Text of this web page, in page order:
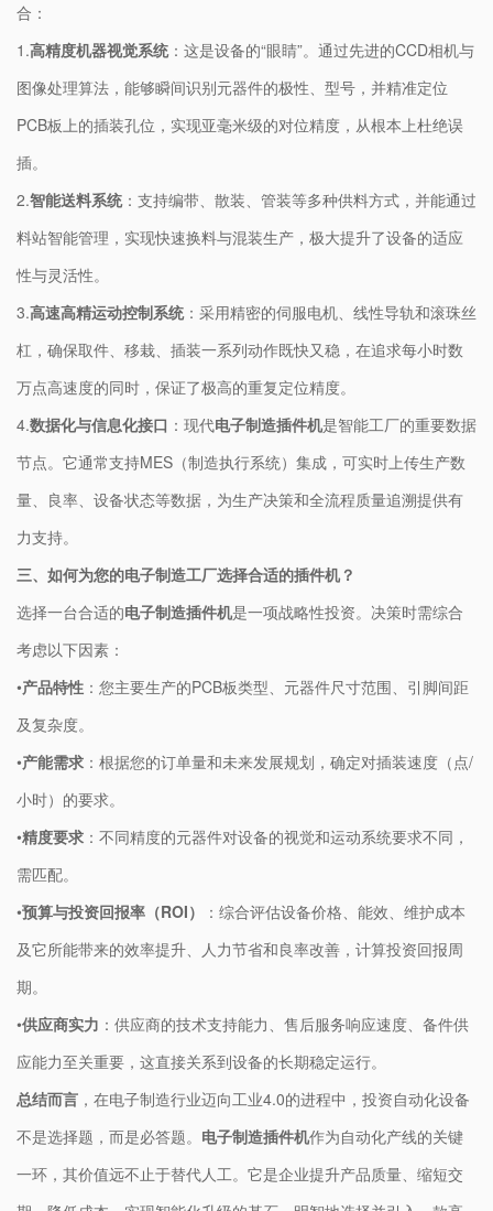
合：
1.​高精度机器视觉系统​​：这是设备的“眼睛”。通过先进的CCD相机与
图像处理算法，能够瞬间识别元器件的极性、型号，并精准定位
PCB板上的插装孔位，实现亚毫米级的对位精度，从根本上杜绝误
插。
2.​智能送料系统​​：支持编带、散装、管装等多种供料方式，并能通过
料站智能管理，实现快速换料与混装生产，极大提升了设备的适应
性与灵活性。
3.​高速高精运动控制系统​​：采用精密的伺服电机、线性导轨和滚珠丝
杠，确保取件、移栽、插装一系列动作既快又稳，在追求每小时数
万点高速度的同时，保证了极高的重复定位精度。
4.​数据化与信息化接口​ ​：现代​​电子制造插件机​​是智能工厂的重要数据
节点。它通常支持MES（制造执行系统）集成，可实时上传生产数
量、良率、设备状态等数据，为生产决策和全流程质量追溯提供有
力支持。
​三、如何为您的电子制造工厂选择合适的插件机？​
选择一台合适的​​电子制造插件机​​是一项战略性投资。决策时需综合
考虑以下因素：
•​产品特性​ ​：您主要生产的PCB板类型、元器件尺寸范围、引脚间距
及复杂度。
•​产能需求​ ​：根据您的订单量和未来发展规划，确定对插装速度（点/
小时）的要求。
•​精度要求​ ​：不同精度的元器件对设备的视觉和运动系统要求不同，
需匹配。
•​预算与投资回报率（ROI）​
​：综合评估设备价格、能效、维护成本
及它所能带来的效率提升、人力节省和良率改善，计算投资回报周
期。
•​供应商实力​ ​：供应商的技术支持能力、售后服务响应速度、备件供
应能力至关重要，这直接关系到设备的长期稳定运行。
​总结而言​ ​，在电子制造行业迈向工业4.0的进程中，投资自动化设备
不是选择题，而是必答题。​ ​电子制造插件机​​作为自动化产线的关键
一环，其价值远不止于替代人工。它是企业提升产品质量、缩短交